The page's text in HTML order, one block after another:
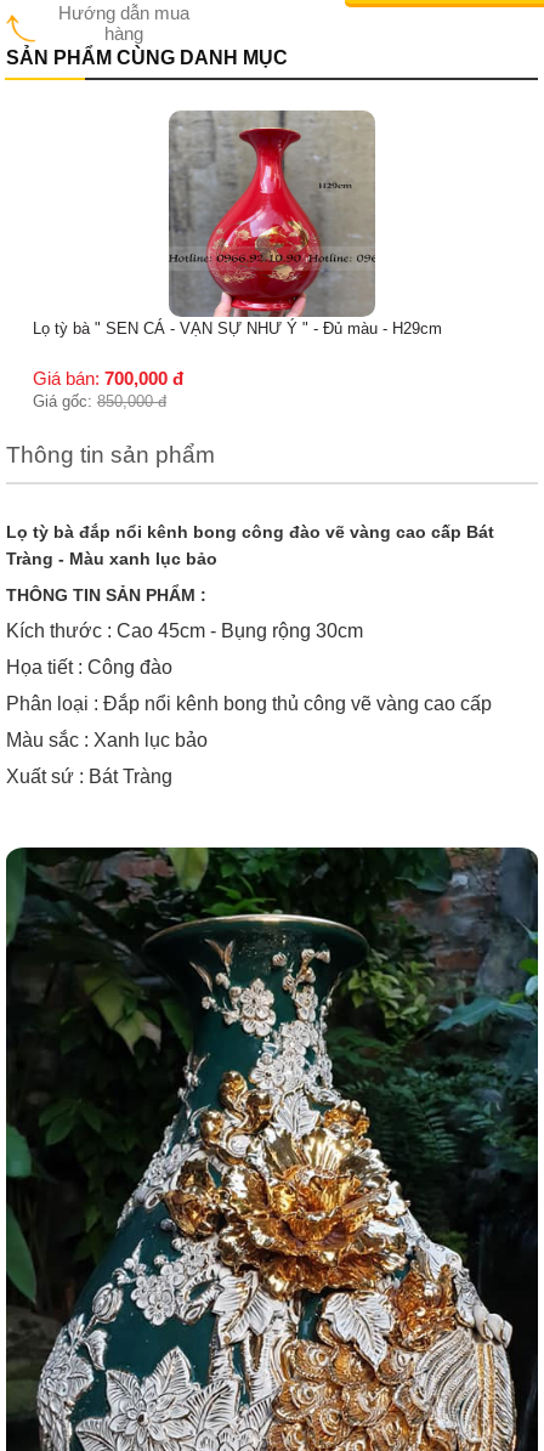
Hướng dẫn mua
hàng
SẢN PHẨM CÙNG DANH MỤC
Bình tỳ bà " THUẬN BUỒM XUÔI GIÓ " đủ màu - H29cm
Giá bán:700,000 đ
Giá gốc: đ
Thông tin sản phẩm
Lọ tỳ bà đắp nổi kênh bong công đào vẽ vàng cao cấp Bát
Tràng - Màu xanh lục bảo
THÔNG TIN SẢN PHẨM :
Kích thước : Cao 45cm - Bụng rộng 30cm
Họa tiết : Công đào
Phân loại : Đắp nổi kênh bong thủ công vẽ vàng cao cấp
Màu sắc : Xanh lục bảo
Xuất sứ : Bát Tràng